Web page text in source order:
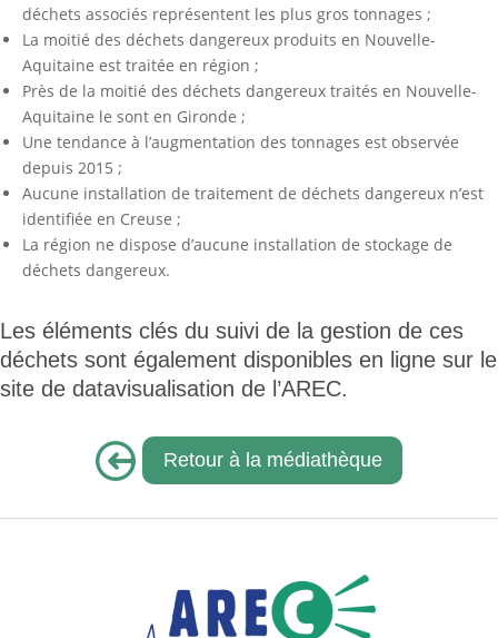
déchets associés représentent les plus gros tonnages ;
La moitié des déchets dangereux produits en Nouvelle-
Aquitaine est traitée en région ;
Près de la moitié des déchets dangereux traités en Nouvelle-
Aquitaine le sont en Gironde ;
Une tendance à l’augmentation des tonnages est observée
depuis 2015 ;
Aucune installation de traitement de déchets dangereux n’est
identifiée en Creuse ;
La région ne dispose d’aucune installation de stockage de
déchets dangereux.
Les éléments clés du suivi de la gestion de ces
déchets sont également disponibles en ligne sur le
site de datavisualisation de l’AREC.
Retour à la médiathèque